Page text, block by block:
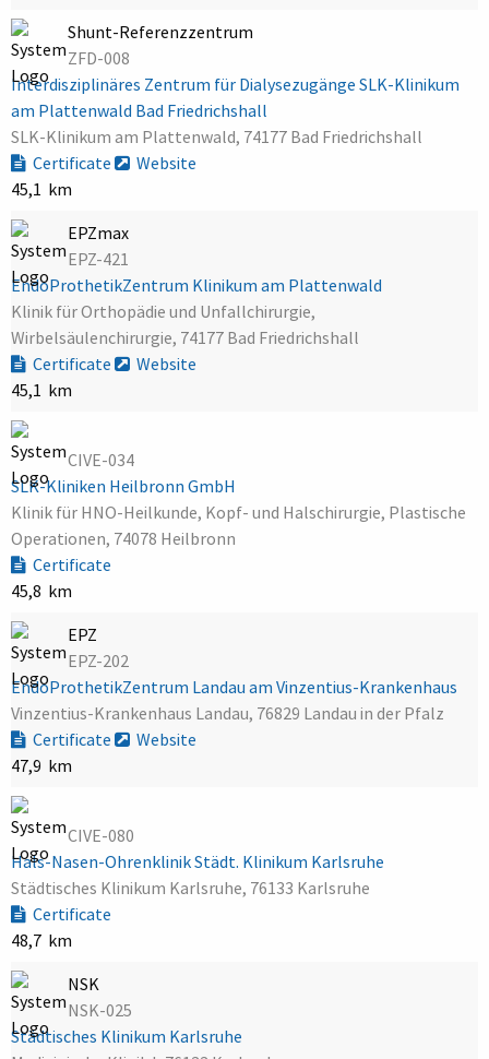
Shunt-Referenzzentrum
ZFD-008
Interdisziplinäres Zentrum für Dialysezugänge SLK-Klinikum
am Plattenwald Bad Friedrichshall
SLK-Klinikum am Plattenwald, 74177 Bad Friedrichshall
Certificate
Website
45,1 km
EPZmax
EPZ-421
EndoProthetikZentrum Klinikum am Plattenwald
Klinik für Orthopädie und Unfallchirurgie,
Wirbelsäulenchirurgie, 74177 Bad Friedrichshall
Certificate
Website
45,1 km
CIVE-034
SLK-Kliniken Heilbronn GmbH
Klinik für HNO-Heilkunde, Kopf- und Halschirurgie, Plastische
Operationen, 74078 Heilbronn
Certificate
45,8 km
EPZ
EPZ-202
EndoProthetikZentrum Landau am Vinzentius-Krankenhaus
Vinzentius-Krankenhaus Landau, 76829 Landau in der Pfalz
Certificate
Website
47,9 km
CIVE-080
Hals-Nasen-Ohrenklinik Städt. Klinikum Karlsruhe
Städtisches Klinikum Karlsruhe, 76133 Karlsruhe
Certificate
48,7 km
NSK
NSK-025
Städtisches Klinikum Karlsruhe